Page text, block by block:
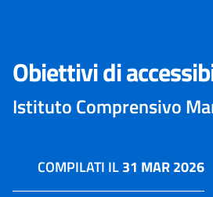
Obiettivi di
Istituto Comprensivo
COMPILATI IL31 MAR 2026